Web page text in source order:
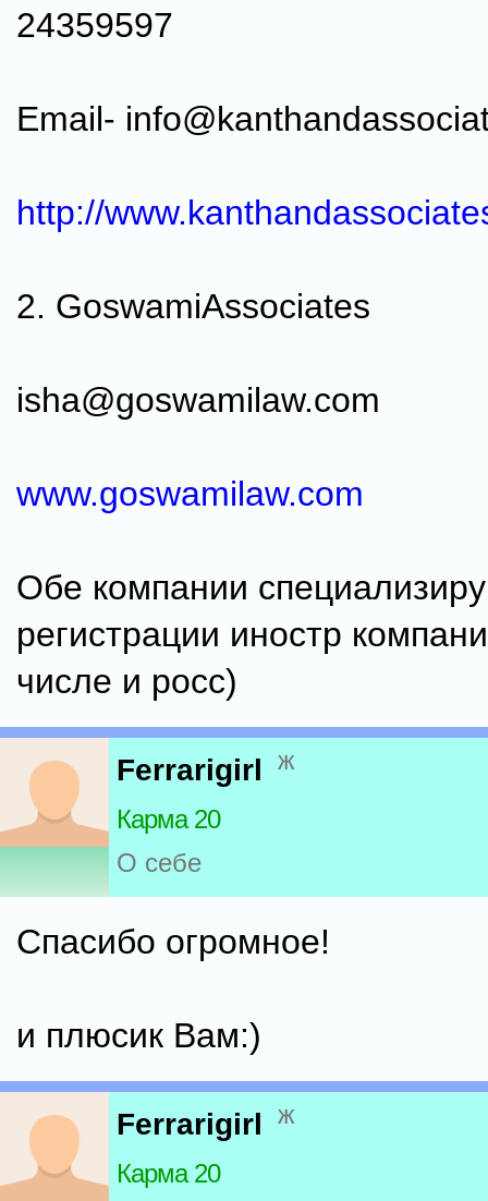
24359597
Email-
http://
2. GoswamiAssociates
isha@goswamilaw.com
www.goswamilaw.com
Обе компании
регистрации иностр
числе и росс)
Ferrarigirl ж
Карма 20
О себе
Спасибо огромное!
и плюсик Вам:)
Ferrarigirl ж
Карма 20